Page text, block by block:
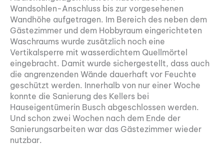
Wandsohlen-Anschluss bis zur vorgesehenen
Wandhöhe aufgetragen. Im Bereich des neben dem
Gästezimmer und dem Hobbyraum eingerichteten
Waschraums wurde zusätzlich noch eine
Vertikalsperre mit wasserdichtem Quellmörtel
eingebracht. Damit wurde sichergestellt, dass auch
die angrenzenden Wände dauerhaft vor Feuchte
geschützt werden. Innerhalb von nur einer Woche
konnte die Sanierung des Kellers bei
Hauseigentümerin Busch abgeschlossen werden.
Und schon zwei Wochen nach dem Ende der
Sanierungsarbeiten war das Gästezimmer wieder
nutzbar.